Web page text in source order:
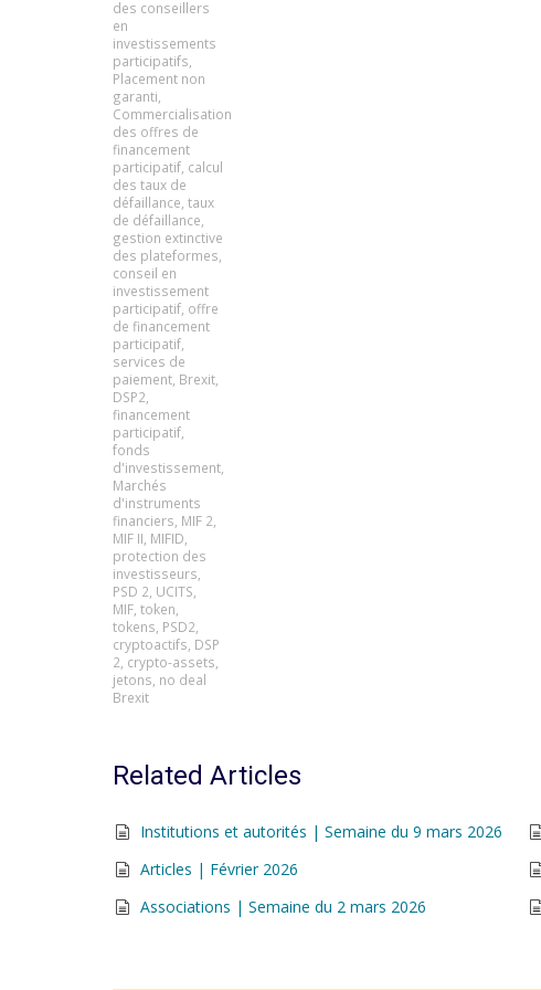
des conseillers
en
investissements
participatifs
Placement non
garanti
Commercialisation
des offres de
financement
participatif calcul
des taux de
défaillance taux
de défaillance
gestion extinctive
des plateformes
conseil en
investissement
participatif offre
de financement
participatif
services de
paiement Brexit
DSP2
financement
participatif
fonds
d'investissement
Marchés
d'instruments
financiers MIF 2
MIF II MIFID
protection des
investisseurs
PSD 2 UCITS
MIF token
tokens PSD2
cryptoactifs DSP
2 crypto-assets
jetons no deal
Brexit
Related Articles
Institutions et autorités | Semaine du 9 mars 2026
Articles | Février 2026
Associations | Semaine du 2 mars 2026